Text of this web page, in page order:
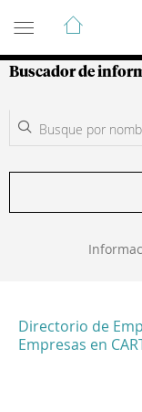
Guía de
Buscador de
Directorio de
Empresas en